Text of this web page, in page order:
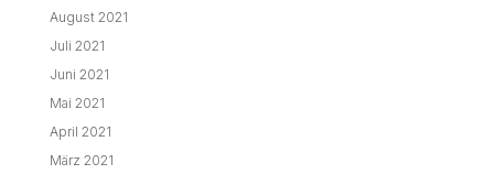
August 2021
Juli 2021
Juni 2021
Mai 2021
April 2021
März 2021